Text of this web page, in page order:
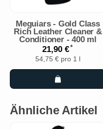
Meguiars - Gold Class
Rich Leather Cleaner &
Conditioner - 400 ml
21,90 €*
54,75 € pro 1 l
Ähnliche Artikel